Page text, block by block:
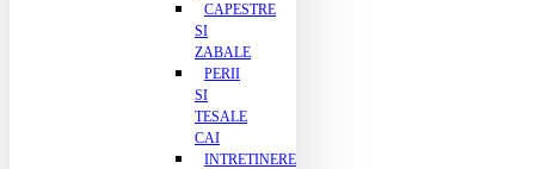
CAPESTRE
SI
ZABALE
PERII
SI
TESALE
CAI
INTRETINERE